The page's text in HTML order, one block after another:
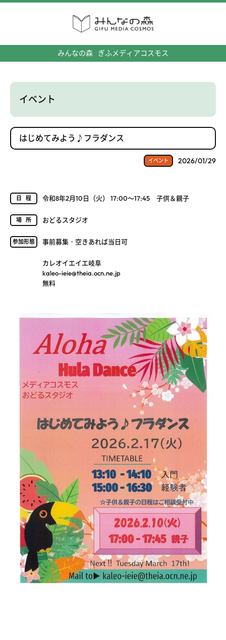
みんなの森 ぎふメディアコスモス
イベント
はじめてみよう♪フラダンス
イベント 2026/01/29
日程 令和8年2月10日（火） 17:00～17:45 子供＆親子
場所 おどるスタジオ
参加形態 事前募集・空きあれば当日可
カレオイエイエ岐阜
kaleo-ieie@theia.ocn.ne.jp
無料